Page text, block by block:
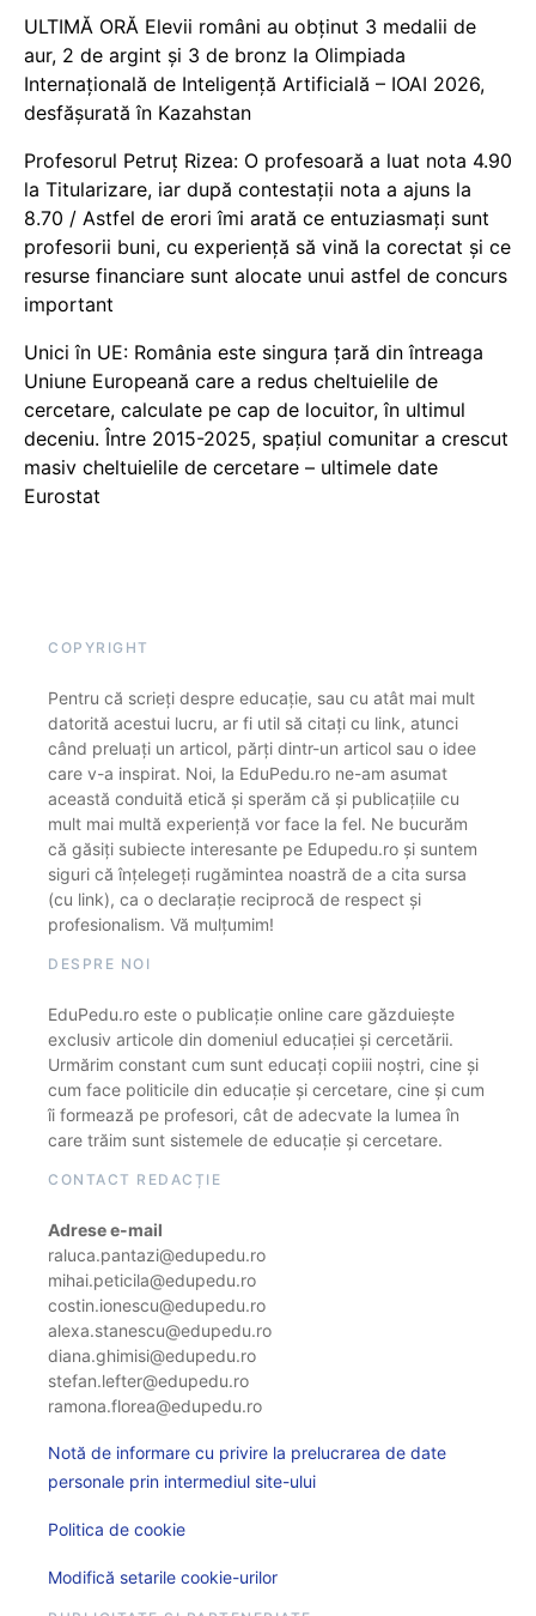
ULTIMĂ ORĂ Elevii români au obținut 3 medalii de
aur, 2 de argint și 3 de bronz la Olimpiada
Internațională de Inteligență Artificială – IOAI 2026,
desfășurată în Kazahstan
Profesorul Petruț Rizea: O profesoară a luat nota 4.90
la Titularizare, iar după contestații nota a ajuns la
8.70 / Astfel de erori îmi arată ce entuziasmați sunt
profesorii buni, cu experiență să vină la corectat și ce
resurse financiare sunt alocate unui astfel de concurs
important
Unici în UE: România este singura țară din întreaga
Uniune Europeană care a redus cheltuielile de
cercetare, calculate pe cap de locuitor, în ultimul
deceniu. Între 2015-2025, spațiul comunitar a crescut
masiv cheltuielile de cercetare – ultimele date
Eurostat
COPYRIGHT
Pentru că scrieți despre educație, sau cu atât mai mult
datorită acestui lucru, ar fi util să citați cu link, atunci
când preluați un articol, părți dintr-un articol sau o idee
care v-a inspirat. Noi, la EduPedu.ro ne-am asumat
această conduită etică și sperăm că și publicațiile cu
mult mai multă experiență vor face la fel. Ne bucurăm
că găsiți subiecte interesante pe Edupedu.ro și suntem
siguri că înțelegeți rugămintea noastră de a cita sursa
(cu link), ca o declarație reciprocă de respect și
profesionalism. Vă mulțumim!
DESPRE NOI
EduPedu.ro este o publicație online care găzduiește
exclusiv articole din domeniul educației și cercetării.
Urmărim constant cum sunt educați copiii noștri, cine și
cum face politicile din educație și cercetare, cine și cum
îi formează pe profesori, cât de adecvate la lumea în
care trăim sunt sistemele de educație și cercetare.
CONTACT REDACȚIE
Adrese e-mail
raluca.pantazi@edupedu.ro
mihai.peticila@edupedu.ro
costin.ionescu@edupedu.ro
alexa.stanescu@edupedu.ro
diana.ghimisi@edupedu.ro
stefan.lefter@edupedu.ro
ramona.florea@edupedu.ro
Notă de informare cu privire la prelucrarea de date
personale prin intermediul site-ului
Politica de cookie
Modifică setarile cookie-urilor